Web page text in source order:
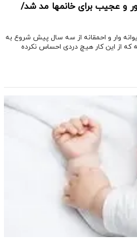
و عجیب برای خانمها مد شد/
وار و احمقانه از سه سال پیش شروع به
از این کار هیچ دردی احساس نکرده